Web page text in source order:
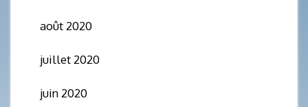
août 2020
juillet 2020
juin 2020